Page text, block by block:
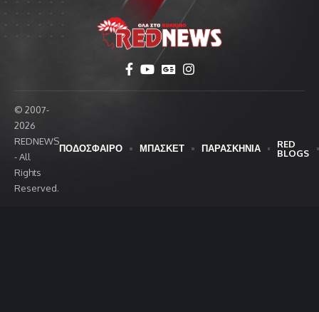
© 2007-
2026
REDNEWS
- All
Rights
Reserved.
ΠΟΔΟΣΦΑΙΡΟ ΜΠΑΣΚΕΤ ΠΑΡΑΣΚΗΝΙΑ
RED
BLOGS